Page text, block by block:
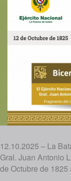
12.10.2025 – La
Gral. Juan Antonio
de Octubre de